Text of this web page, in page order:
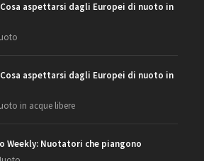
aspettarsi dagli Europei di nuoto in
aspettarsi dagli Europei di nuoto in
in acque libere
Weekly: Nuotatori che piangono